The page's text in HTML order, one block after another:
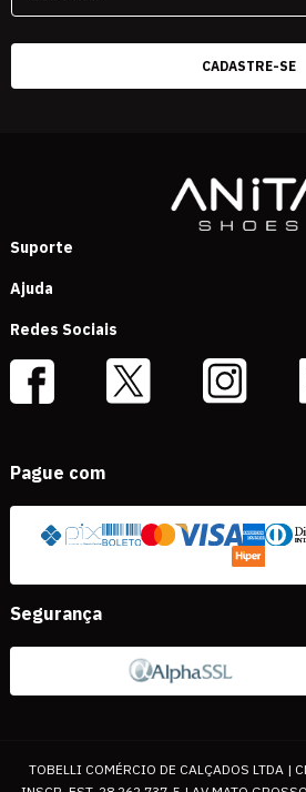
Suporte
Ajuda
Redes Sociais
Pague com
Segurança
TOBELLI COMÉRCIO DE CALÇADOS LTDA |